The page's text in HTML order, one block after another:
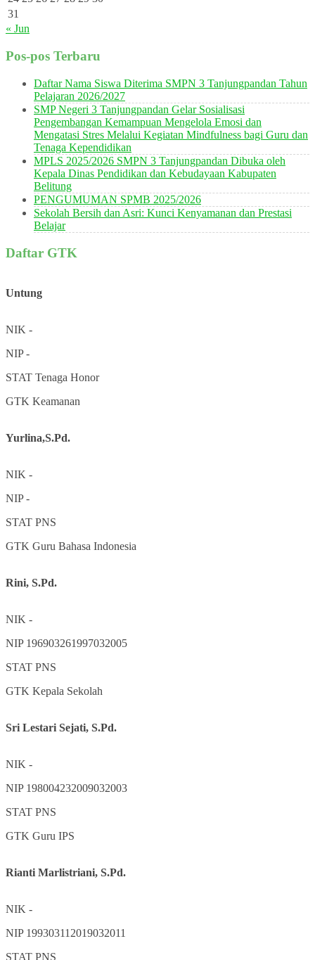
31
« Jun
Pos-pos Terbaru
Daftar Nama Siswa Diterima SMPN 3 Tanjungpandan Tahun
Pelajaran 2026/2027
SMP Negeri 3 Tanjungpandan Gelar Sosialisasi
Pengembangan Kemampuan Mengelola Emosi dan
Mengatasi Stres Melalui Kegiatan Mindfulness bagi Guru dan
Tenaga Kependidikan
MPLS 2025/2026 SMPN 3 Tanjungpandan Dibuka oleh
Kepala Dinas Pendidikan dan Kebudayaan Kabupaten
Belitung
PENGUMUMAN SPMB 2025/2026
Sekolah Bersih dan Asri: Kunci Kenyamanan dan Prestasi
Belajar
Daftar GTK
Untung
NIK -
NIP-
STAT Tenaga Honor
GTK Keamanan
Yurlina,S.Pd.
NIK -
NIP-
STAT PNS
GTK Guru Bahasa Indonesia
Rini, S.Pd.
NIK -
NIP 196903261997032005
STAT PNS
GTK Kepala Sekolah
Sri Lestari Sejati, S.Pd.
NIK -
NIP 198004232009032003
STAT PNS
GTK Guru IPS
Rianti Marlistriani, S.Pd.
NIK -
NIP 199303112019032011
STAT PNS